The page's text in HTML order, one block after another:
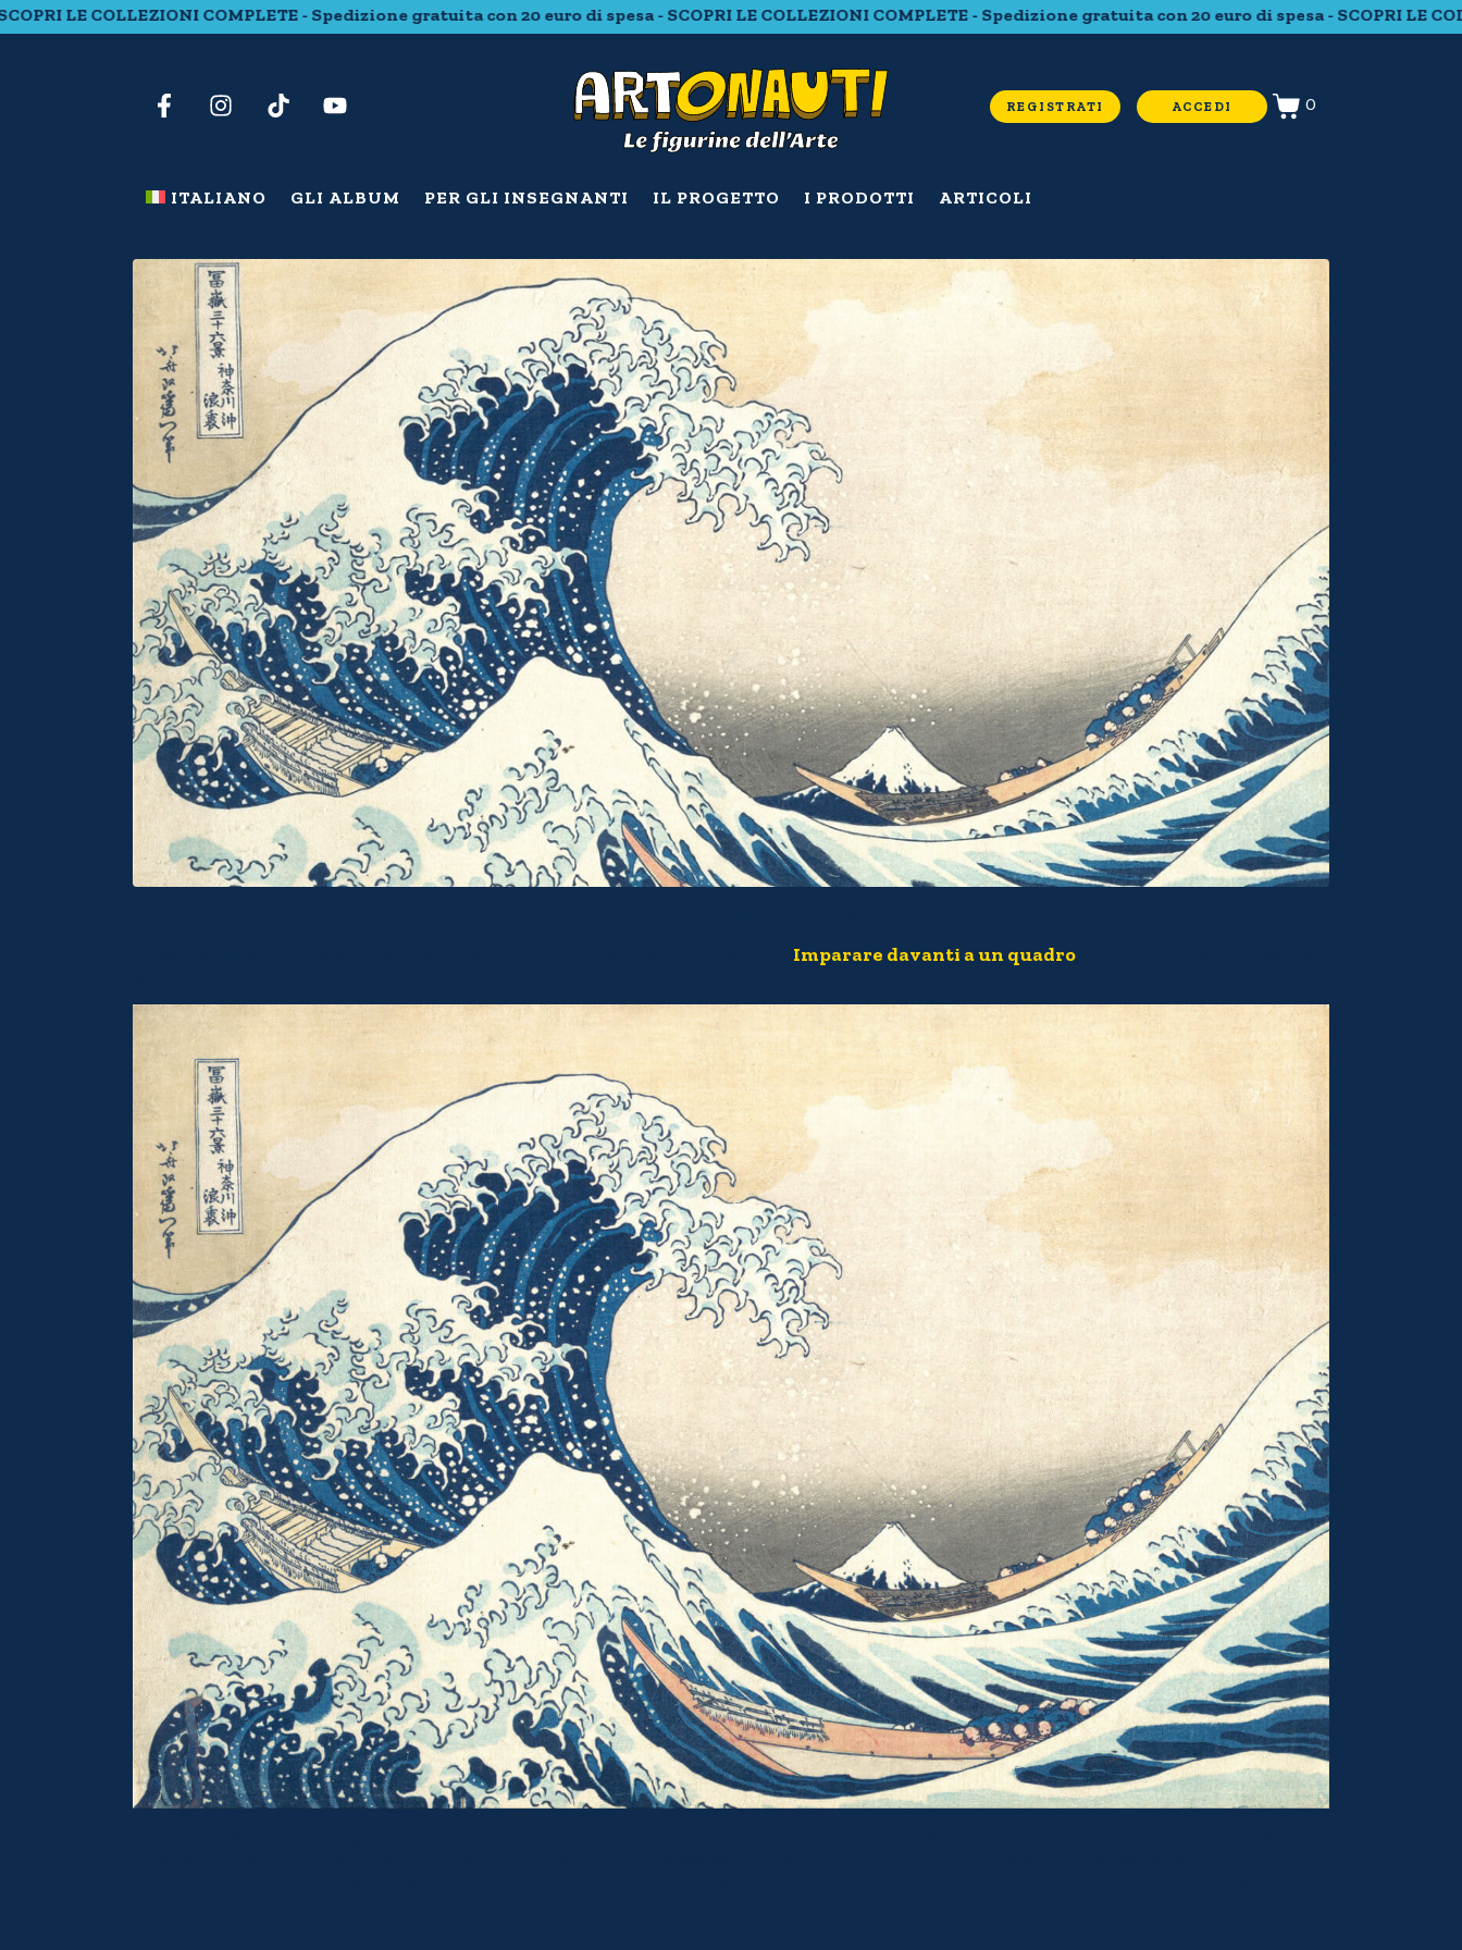
COMPLETE - Spedizione gratuita con 20 euro di spesa - SCOPRI LE COLLEZIONI COMPLETE - Spedizione gratuita con 20 euro di spesa - SCOPRI LE
REGISTRATI ACCEDI 0
ITALIANO GLI ALBUM PER GLI INSEGNANTI IL PROGETTO I PRODOTTI ARTICOLI
Imparare davanti a un quadro